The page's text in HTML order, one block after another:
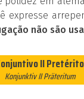
expresse
não são
II Pretérito
Konjunktiv II Präteritum